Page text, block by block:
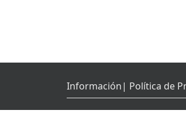
Información| Política de